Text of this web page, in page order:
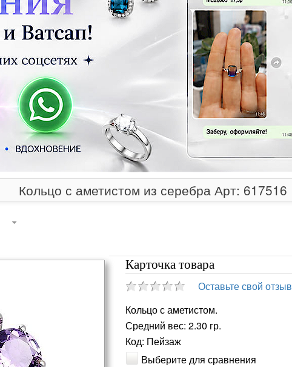
Кольцо с аметистом из серебра Арт: 617516
Карточка товара
Оставьте свой отзыв
Кольцо с аметистом.
Средний вес: 2.30 гр.
Код: Пейзаж
Выберите для сравнения